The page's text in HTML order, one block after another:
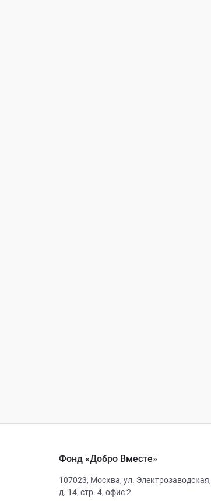
Фонд «Добро Вместе»
107023, Москва, ул. Электрозаводская,
д. 14, стр. 4, офис 2